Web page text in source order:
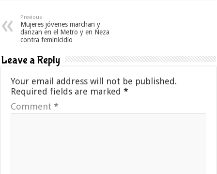
Previous
Mujeres jóvenes marchan y
danzan en el Metro y en Neza
contra feminicidio
Leave a Reply
Your email address will not be published.
Required fields are marked*
Comment*